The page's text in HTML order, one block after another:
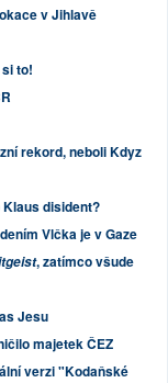
v Jihlavě
to!
rekord, neboli Kdyz
disident?
Vlčka je v Gaze
, zatímco všude
Jesu
majetek ČEZ
verzi "Kodaňské